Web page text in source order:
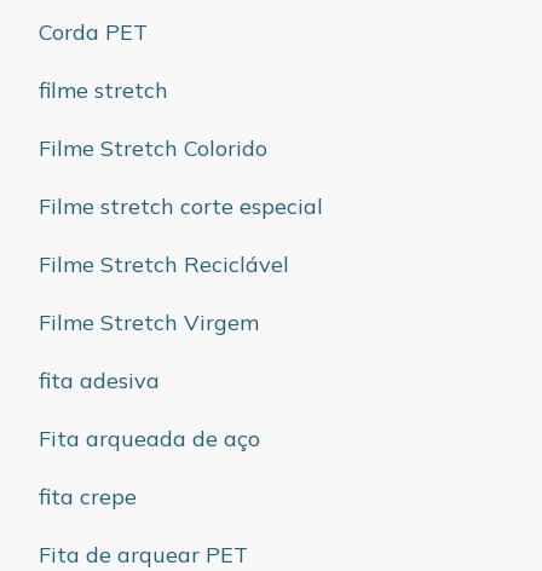
Corda PET
filme stretch
Filme Stretch Colorido
Filme stretch corte especial
Filme Stretch Reciclável
Filme Stretch Virgem
fita adesiva
Fita arqueada de aço
fita crepe
Fita de arquear PET